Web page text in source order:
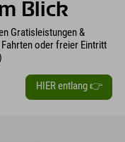
Blick
Gratisleistungen &
oder freier Eintritt
HIER entlang 👉